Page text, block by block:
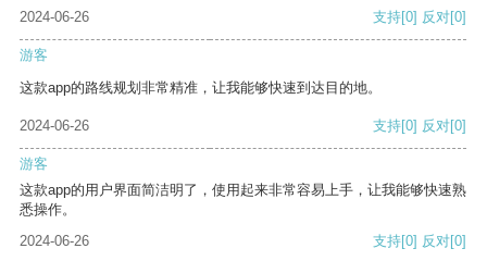
2024-06-26 支持[0] 反对[0]
游客
这款app的路线规划非常精准，让我能够快速到达目的地。
2024-06-26 支持[0] 反对[0]
游客
这款app的用户界面简洁明了，使用起来非常容易上手，让我能够快速熟
悉操作。
2024-06-26
支持[0] 反对[0]